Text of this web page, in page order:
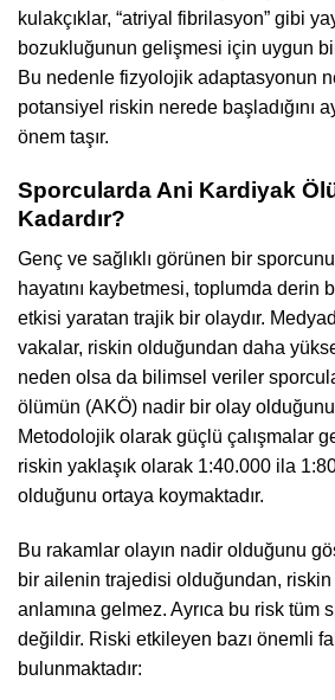
kulakçıklar, “atriyal fibrilasyon” gibi
bozukluğunun gelişmesi için uygun
Bu nedenle fizyolojik adaptasyonun
potansiyel riskin nerede başladığını
önem taşır.
Sporcularda Ani Kardiyak
Kadardır?
Genç ve sağlıklı görünen bir
hayatını kaybetmesi, toplumda derin
etkisi yaratan trajik bir olaydır.
vakalar, riskin olduğundan daha
neden olsa da bilimsel veriler
ölümün (AKÖ) nadir bir olay
Metodolojik olarak güçlü çalışmalar
riskin yaklaşık olarak 1:40.000 ila
olduğunu ortaya koymaktadır.
Bu rakamlar olayın nadir olduğunu
bir ailenin trajedisi olduğundan,
anlamına gelmez. Ayrıca bu risk tüm
değildir. Riski etkileyen bazı önemli
bulunmaktadır: